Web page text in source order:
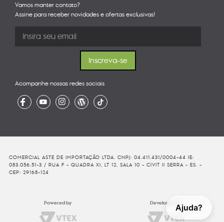
Ajuda?
Vamos manter contato?
Assine para receber novidades e ofertas exclusivas!
Acompanhe nossas redes sociais
COMERCIAL ASTE DE IMPORTAÇÃO LTDA. CNPJ: 04.411.431/0004-44 IE:
083.056.51-3 / RUA F - QUADRA XI, LT 12, SALA 10 - CIVIT II SERRA - ES. -
CEP: 29168-124
Powered by Developed By